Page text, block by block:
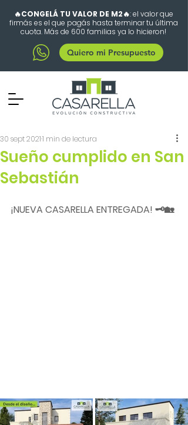
🔥CONGELÁ TU VALOR DE M2🔥: el valor que
firmás es el que pagás hasta terminar tu última
cuota. Más de 600 familias ya lo hicieron!
Quiero mi Presupuesto
Sueño cumplido en San
Sebastián
30 sept 20211 min de lectura
¡NUEVA CASARELLA ENTREGADA! 🗝️🏡